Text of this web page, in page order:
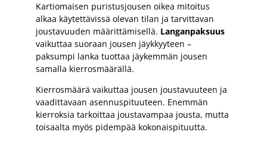
Kartiomaisen puristusjousen oikea mitoitus
alkaa käytettävissä olevan tilan ja tarvittavan
joustavuuden määrittämisellä. Langanpaksuus
vaikuttaa suoraan jousen jäykkyyteen –
paksumpi lanka tuottaa jäykemmän jousen
samalla kierrosmäärällä.
Kierrosmäärä vaikuttaa jousen joustavuuteen ja
vaadittavaan asennuspituuteen. Enemmän
kierroksia tarkoittaa joustavampaa jousta, mutta
toisaalta myös pidempää kokonaispituutta.